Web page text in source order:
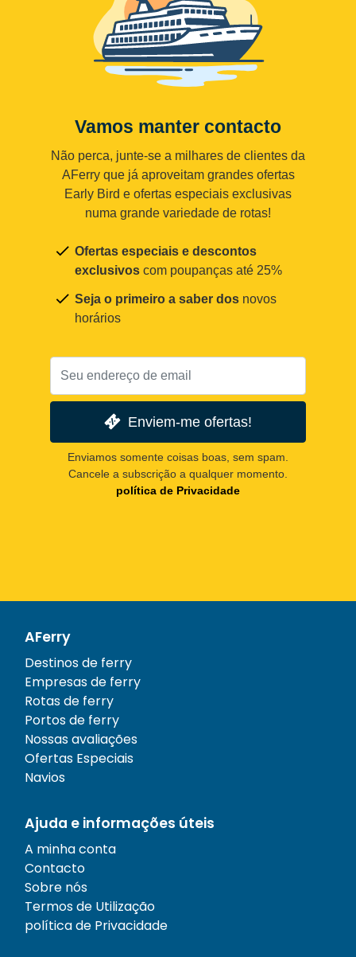
Vamos manter contacto
Não perca, junte-se a milhares de clientes da
AFerry que já aproveitam grandes ofertas
Early Bird e ofertas especiais exclusivas
numa grande variedade de rotas!
Ofertas especiais e descontos
exclusivos com poupanças até 25%
Seja o primeiro a saber dos novos
horários
Enviem-me ofertas!
Enviamos somente coisas boas, sem spam.
Cancele a subscrição a qualquer momento.
política de Privacidade
AFerry
Destinos de ferry
Empresas de ferry
Rotas de ferry
Portos de ferry
Nossas avaliações
Ofertas Especiais
Navios
Ajuda e informações úteis
A minha conta
Contacto
Sobre nós
Termos de Utilização
política de Privacidade